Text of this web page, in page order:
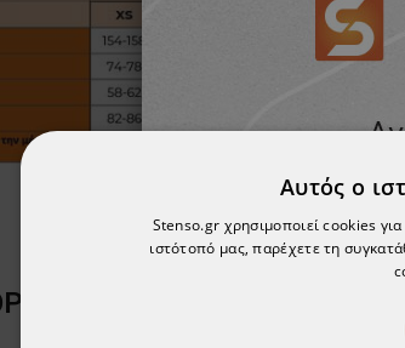
ΑΥΤΌ ΤΟ ΠΡΟΪΌΝ,
Αυτός ο
Stenso.gr χρησιμοποιεί cookies
ιστότοπό μας, παρέχετε τη